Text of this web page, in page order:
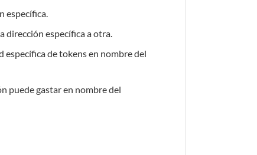
específica.
dirección específica a otra.
de tokens en nombre del
puede gastar en nombre del